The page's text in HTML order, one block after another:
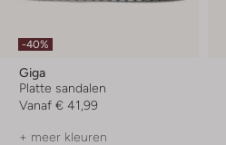
-40%
Giga
Platte sandalen
Vanaf € 41,99
+ meer kleuren